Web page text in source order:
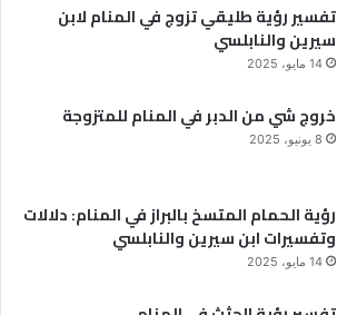
تفسير رؤية طليقي تزوج في المنام لابن
سيرين والنابلسي
14 مايو، 2025
خروج شي من الدبر في المنام للمتزوجة
8 يونيو، 2025
رؤية الحمام المتسخ بالبراز في المنام: دلالات
وتفسيرات ابن سيرين والنابلسي
14 مايو، 2025